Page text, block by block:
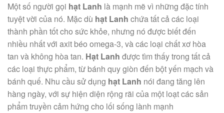
Một số người gọi hạt Lanh là mạnh mẽ vì những đặc tính
tuyệt vời của nó. Mặc dù hạt Lanh chứa tất cả các loại
thành phần tốt cho sức khỏe, nhưng nó được biết đến
nhiều nhất với axit béo omega-3, và các loại chất xơ hòa
tan và không hòa tan. Hạt Lanh được tìm thấy trong tất cả
các loại thực phẩm, từ bánh quy giòn đến bột yến mạch và
bánh quế. Nhu cầu sử dụng hạt Lanh nói đang tăng lên
hàng ngày, với sự hiện diện rộng rãi của một loạt các sản
phẩm truyền cảm hứng cho lối sống lành mạnh